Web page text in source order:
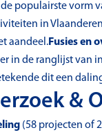
populairste vorm
in
aandeel.Fusies en
in de ranglijst van
dit een
&
(58 projecten of